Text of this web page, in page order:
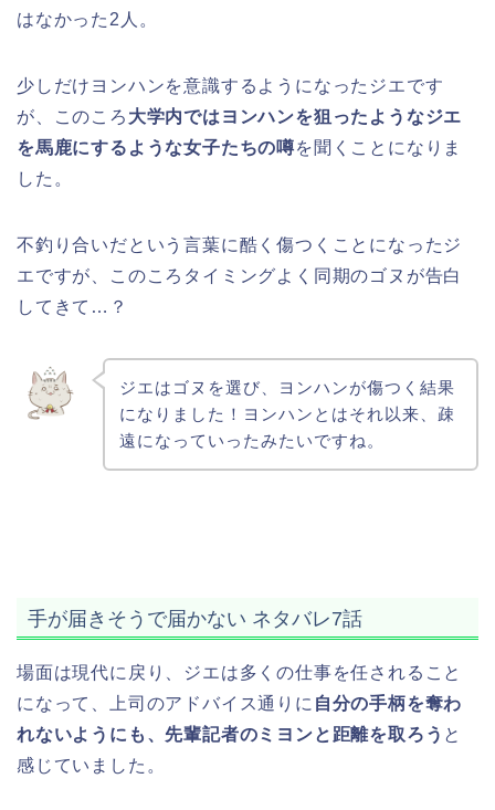
はなかった2人。
少しだけヨンハンを意識するようになったジエです
が、このころ 大学内ではヨンハンを狙ったようなジエ
を馬鹿にするような女子たちの噂を聞くことになりま
した。
不釣り合いだという言葉に酷く傷つくことになったジ
エですが、このころタイミングよく同期のゴヌが告白
してきて…？
ジエはゴヌを選び、ヨンハンが傷つく結果
になりました！ヨンハンとはそれ以来、疎
遠になっていったみたいですね。
手が届きそうで届かない ネタバレ7話
場面は現代に戻り、ジエは多くの仕事を任されること
になって、上司のアドバイス通りに 自分の手柄を奪わ
れないようにも、先輩記者のミヨンと距離を取ろう と
感じていました。